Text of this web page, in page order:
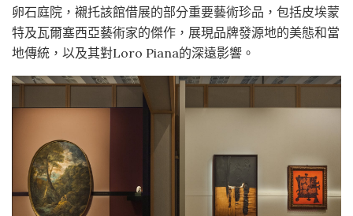
卵石庭院，襯托該館借展的部分重要藝術珍品，包括皮埃蒙
特及瓦爾塞西亞藝術家的傑作，展現品牌發源地的美態和當
地傳統，以及其對Loro Piana的深遠影響。